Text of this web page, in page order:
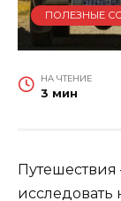
ПОЛЕЗНЫЕ
НА ЧТЕНИЕ
3 мин
Путешествия
исследовать